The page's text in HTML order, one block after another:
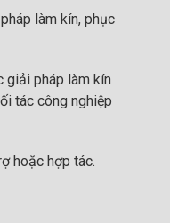
làm kín, phục
giải pháp làm kín
tác công nghiệp
hoặc hợp tác.